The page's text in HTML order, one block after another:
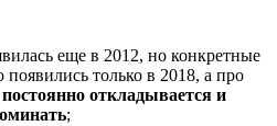
еще в 2012, но конкретные
появились только в 2018, а про
постоянно откладывается и
;